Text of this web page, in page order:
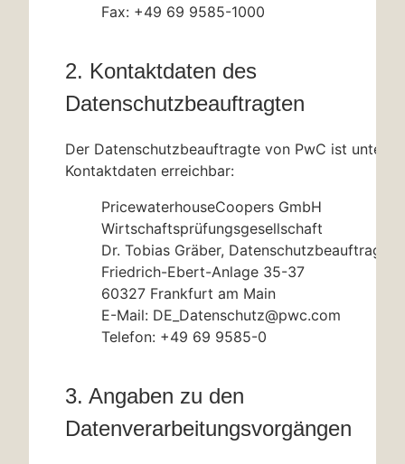
Fax: +49 69 9585-1000
2. Kontaktdaten des
Datenschutzbeauftragten
Der Datenschutzbeauftragte von PwC ist unter
Kontaktdaten erreichbar:
PricewaterhouseCoopers GmbH
Wirtschaftsprüfungsgesellschaft
Dr. Tobias Gräber, Datenschutzbeauftragter
Friedrich-Ebert-Anlage 35-37
60327 Frankfurt am Main
E-Mail: DE_Datenschutz@pwc.com
Telefon: +49 69 9585-0
3. Angaben zu den
Datenverarbeitungsvorgängen